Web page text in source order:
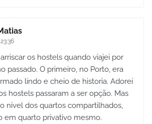
os hostels quando viajei por
passado. O primeiro, no Porto, era
lindo e cheio de historia. Adorei
hostels passaram a ser opção. Mas
nivel dos quartos compartilhados,
em quarto privativo mesmo.